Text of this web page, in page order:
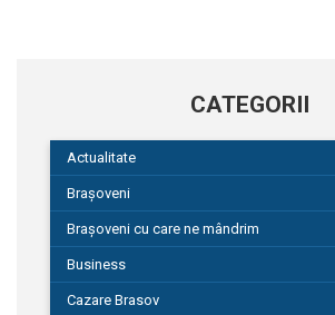
CATEGORII
Actualitate
Brașoveni
Brașoveni cu care ne mândrim
Business
Cazare Brasov